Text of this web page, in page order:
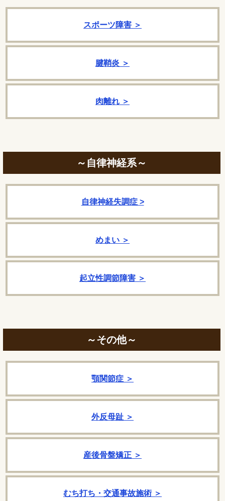
スポーツ障害 ＞
腱鞘炎 ＞
肉離れ ＞
～自律神経系～
自律神経失調症 >
めまい ＞
起立性調節障害 ＞
～その他～
顎関節症 ＞
外反母趾 ＞
産後骨盤矯正 ＞
むち打ち・交通事故施術 ＞